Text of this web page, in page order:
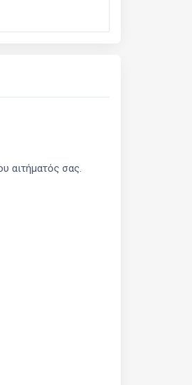
αιτήματός σας.